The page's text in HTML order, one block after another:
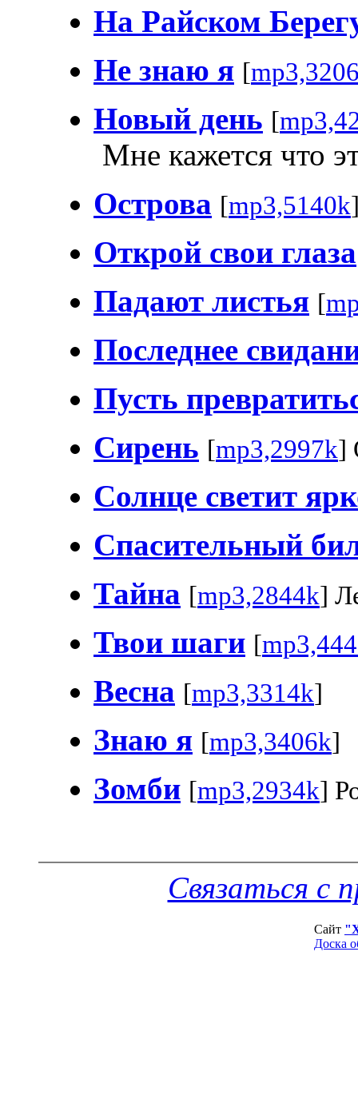
На Райском
Не знаю я [
Новый день [
Мне кажется что
Острова [mp3,5140k
Открой свои глаза
Падают листья [
Последнее
Пусть
Сирень [mp3,2997k]
Солнце светит
Спасительный
Тайна [mp3,2844k]
Твои шаги [
Весна [mp3,3314k]
Знаю я [mp3,3406k]
Зомби [mp3,2934k]
Связаться с
Сайт
Доска